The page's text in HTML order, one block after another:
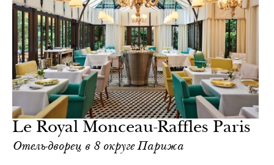
Le Royal Monceau-Raffles Paris
Отель-дворец в 8 округе Парижа